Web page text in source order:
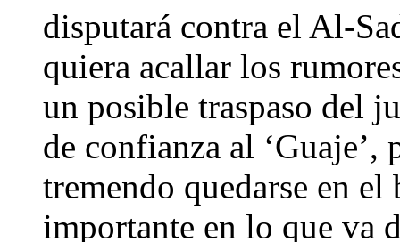
disputará contra el Al-
quiera acallar los
un posible traspaso del
de confianza al ‘Guaje’,
tremendo quedarse en
importante en lo que va